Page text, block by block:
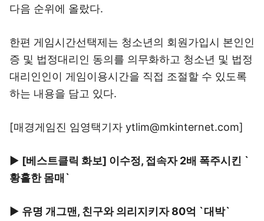
다음 순위에 올랐다.
한편 게임시간선택제는 청소년의 회원가입시 본인인
증 및 법정대리인 동의를 의무화하고 청소년 및 법정
대리인인이 게임이용시간을 직접 조절할 수 있도록
하는 내용을 담고 있다.
[매경게임진 임영택기자 ytlim@mkinternet.com]
▶ [베스트클릭 화보] 이수정, 접속자 2배 폭주시킨 `
황홀한 몸매`
▶ 유명 개그맨, 친구와 의리지키자 80억 `대박`